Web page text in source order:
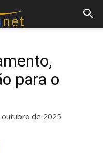
para o
de 2025